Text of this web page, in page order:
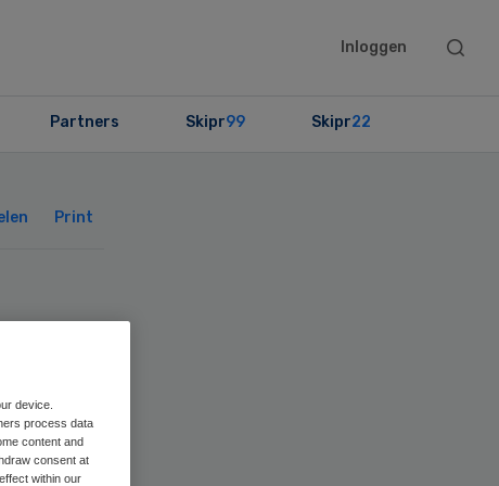
Inloggen
Search
Partners Skipr99 Skipr22
Print
device.
process data
content and
consent at
within our